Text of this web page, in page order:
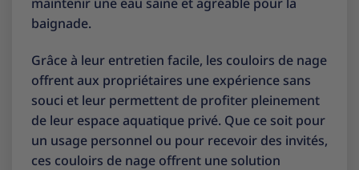
baignade.
Grâce à leur entretien facile, les couloirs de nage
offrent aux propriétaires une expérience sans
souci et leur permettent de profiter pleinement
de leur espace aquatique privé. Que ce soit pour
un usage personnel ou pour recevoir des invités,
ces couloirs de nage offrent une solution